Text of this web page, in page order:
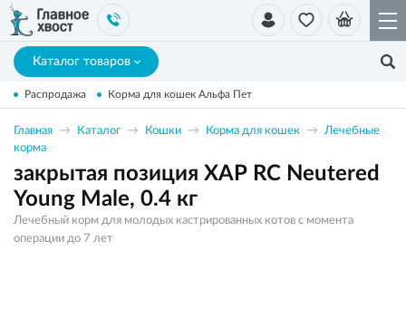
Каталог товаров
Распродажа Корма для кошек Альфа Пет
Главная Каталог Кошки Корма для кошек
Лечебные
корма
закрытая позиция ХАР RC Neutered
Young Male, 0.4 кг
Лечебный корм для молодых кастрированных котов с момента
операции до 7 лет